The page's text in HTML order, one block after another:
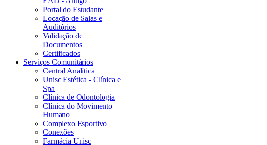
Portal do Estudante
Locação de Salas e
Auditórios
Validação de
Documentos
Certificados
Serviços Comunitários
Central Analítica
Unisc Estética - Clínica e
Spa
Clínica de Odontologia
Clínica do Movimento
Humano
Complexo Esportivo
Conexões
Farmácia Unisc